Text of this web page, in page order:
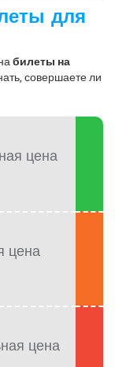
для
билеты на
совершаете ли
цена
цена
цена